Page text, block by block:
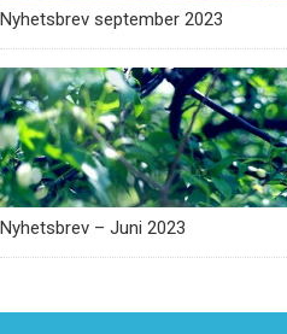
Nyhetsbrev september 2023
Nyhetsbrev – Juni 2023